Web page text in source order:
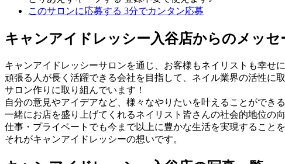
このサロンに応募する 3分でカンタン応募
キャンアイドレッシー入谷店からのメッセ
キャンアイドレッシーサロンを通じ、お客様もネイリストも幸せ
頑張る人が長く活躍できる会社を目指して、ネイル業界の活性に
サロン作りに取り組んでいます！
自分の意見やアイデアなど、様々なやりたいを叶えることができ
一緒にお店を盛り上げてくれるネイリスト皆さんの社会的地位の向
仕事・プライベートでも今まで以上に豊かな生活を実現すること
それがキャンアイドレッシーの想いです。